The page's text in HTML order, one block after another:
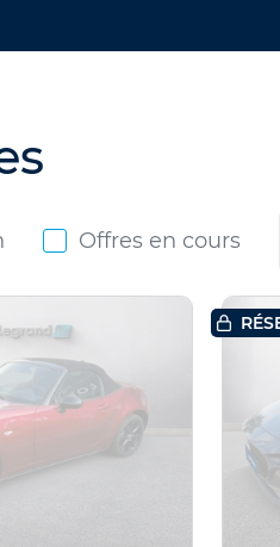
Offres en cours